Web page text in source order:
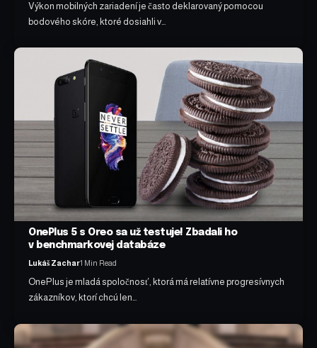
Výkon mobilných zariadení je často deklarovaný pomocou
bodového skóre, ktoré dosiahli v…
OnePlus 5 s Oreo sa už testuje! Zbadali ho
v benchmarkovej databáze
Lukáš Zachar1 Min Read
OnePlus je mladá spoločnosť, ktorá má relatívne progresívnych
zákazníkov, ktorí chcú len…